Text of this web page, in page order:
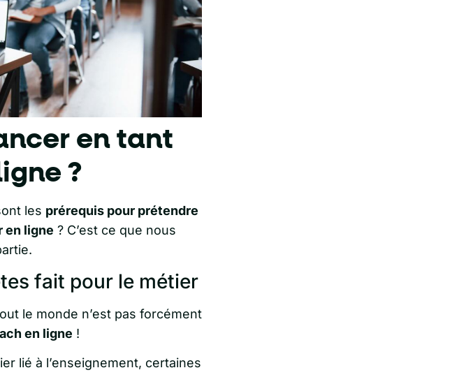
en tant
?
les prérequis pour prétendre
en ligne ? C’est ce que nous
fait pour le métier
le monde n’est pas forcément
en ligne !
lié à l’enseignement, certaines